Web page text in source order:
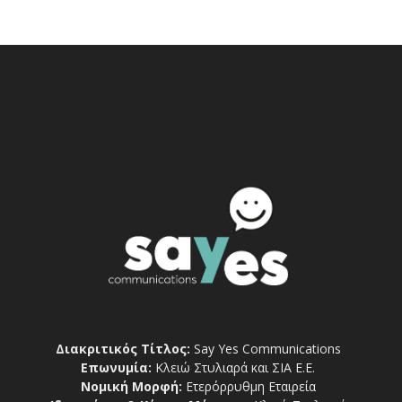
Διακριτικός Τίτλος: Say Yes Communications
Επωνυμία: Κλειώ Στυλιαρά και ΣΙΑ Ε.Ε.
Νομική Μορφή: Ετερόρρυθμη Εταιρεία